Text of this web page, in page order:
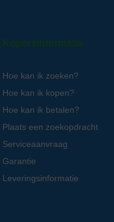
Kopersinformatie
Hoe kan ik zoeken?
Hoe kan ik kopen?
Hoe kan ik betalen?
Plaats een zoekopdracht
Serviceaanvraag
Garantie
Leveringsinformatie